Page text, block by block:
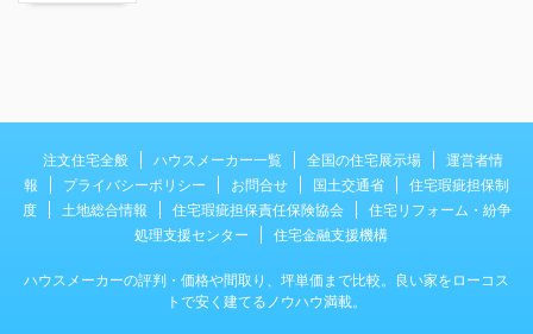
注文住宅全般 ハウスメーカー一覧 全国の住宅展示場
運営者情
報
プライバシーポリシー お問合せ 国土交通省
住宅瑕疵担保制
度
土地総合情報 住宅瑕疵担保責任保険協会
住宅リフォーム・紛争
処理支援センター
住宅金融支援機構
ハウスメーカーの評判・価格や間取り、坪単価まで比較。良い家をローコス
トで安く建てるノウハウ満載。